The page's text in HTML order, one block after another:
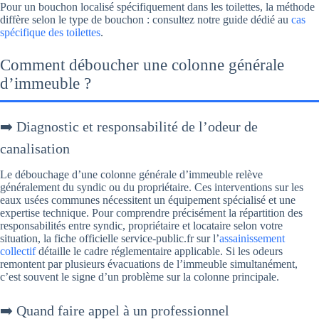
Pour un bouchon localisé spécifiquement dans les toilettes, la méthode
diffère selon le type de bouchon : consultez notre guide dédié au cas
spécifique des toilettes.
Comment déboucher une colonne générale
d’immeuble ?
➡️ Diagnostic et responsabilité de l’odeur de
canalisation
Le débouchage d’une colonne générale d’immeuble relève
généralement du syndic ou du propriétaire. Ces interventions sur les
eaux usées communes nécessitent un équipement spécialisé et une
expertise technique. Pour comprendre précisément la répartition des
responsabilités entre syndic, propriétaire et locataire selon votre
situation, la fiche officielle service-public.fr sur l’assainissement
collectifdétaille le cadre réglementaire applicable. Si les odeurs
remontent par plusieurs évacuations de l’immeuble simultanément,
c’est souvent le signe d’un problème sur la colonne principale.
➡️ Quand faire appel à un professionnel